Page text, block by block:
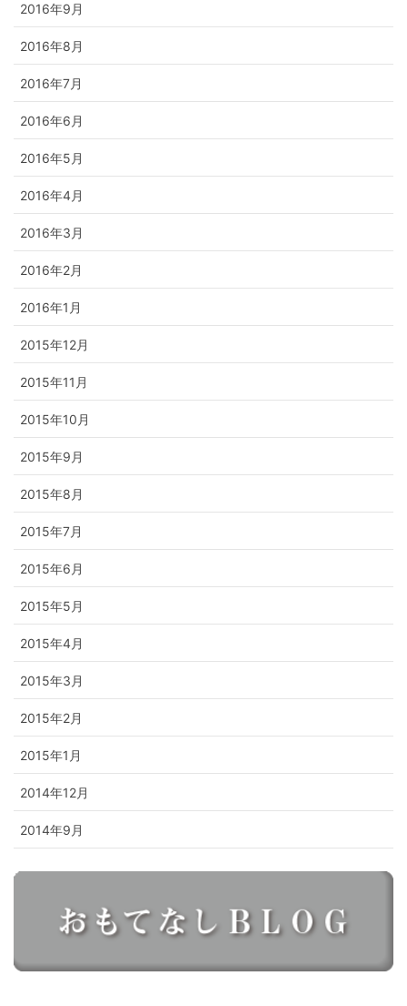
2016年9月
2016年8月
2016年7月
2016年6月
2016年5月
2016年4月
2016年3月
2016年2月
2016年1月
2015年12月
2015年11月
2015年10月
2015年9月
2015年8月
2015年7月
2015年6月
2015年5月
2015年4月
2015年3月
2015年2月
2015年1月
2014年12月
2014年9月